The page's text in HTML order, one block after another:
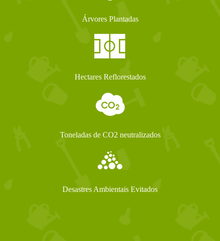
Árvores Plantadas
Hectares Reflorestados
Toneladas de CO2 neutralizados
Desastres Ambientais Evitados